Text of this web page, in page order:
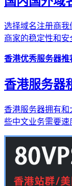
选择域名注册商
商家的稳定性和
香港优秀服务器推
香港服务器
香港服务器拥有
些中文业务需要速